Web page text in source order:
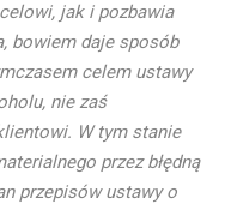
jak i pozbawia
bowiem daje sposób
celem ustawy
nie zaś
W tym stanie
przez błędną
przepisów ustawy o